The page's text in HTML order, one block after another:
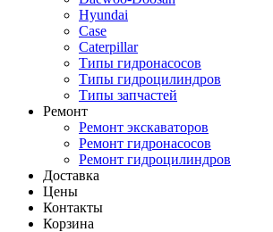
Hyundai
Case
Caterpillar
Типы гидронасосов
Типы гидроцилиндров
Типы запчастей
Ремонт
Ремонт экскаваторов
Ремонт гидронасосов
Ремонт гидроцилиндров
Доставка
Цены
Контакты
Корзина